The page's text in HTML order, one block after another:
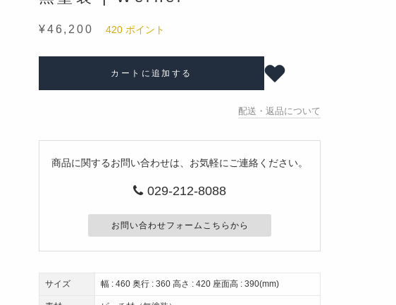
¥46,200 420 ポイント
カートに追加する
配送・返品について
商品に関するお問い合わせは、お気軽にご連絡ください。
029-212-8088
お問い合わせフォームこちらから
サイズ 幅 : 460 奥行 : 360 高さ : 420 座面高 : 390(mm)